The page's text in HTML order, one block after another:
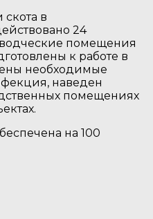
в
24
помещения
к работе в
необходимые
наведен
помещениях
на 100